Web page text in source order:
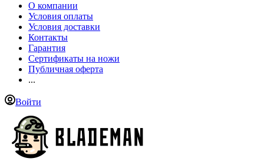
О компании
Условия оплаты
Условия доставки
Контакты
Гарантия
Сертификаты на ножи
Публичная оферта
...
Войти